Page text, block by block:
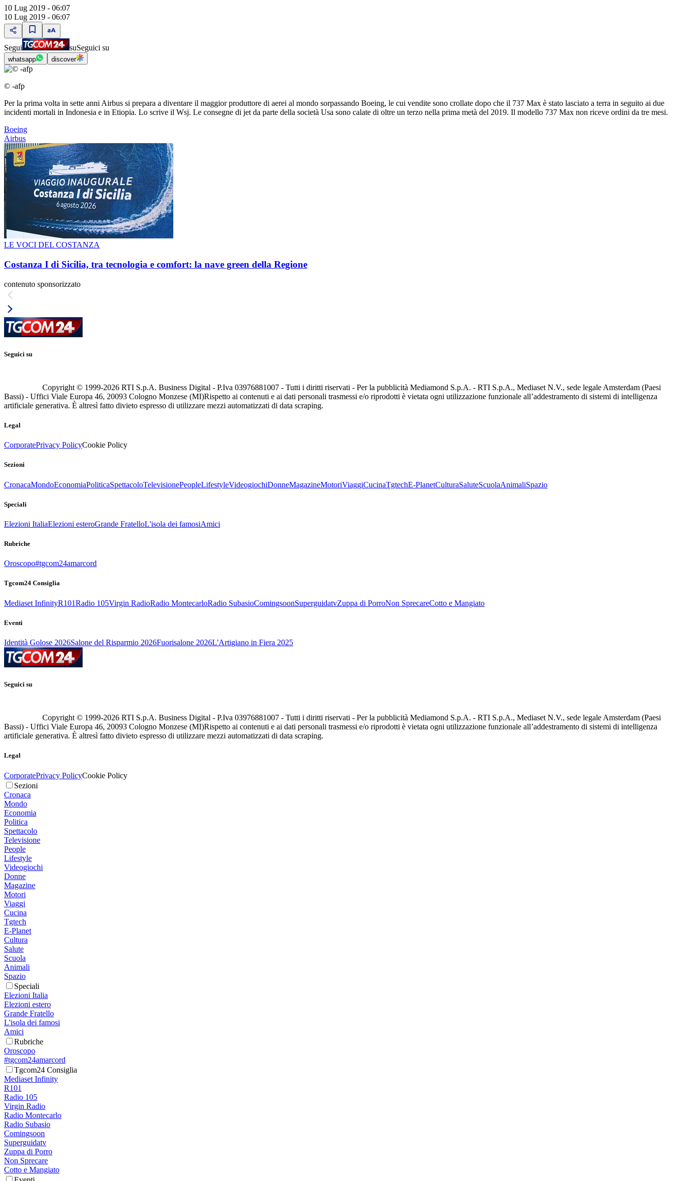
10 Lug 2019 - 06:07
10 Lug 2019 - 06:07
Segui suSeguici su
whatsapp discover
© -afp
Per la prima volta in sette anni Airbus si prepara a diventare il maggior produttore di aerei al mondo sorpassando Boeing, le cui vendite sono crollate dopo che il 737 Max è stato lasciato a terra in seguito ai due
incidenti mortali in Indonesia e in Etiopia. Lo scrive il Wsj. Le consegne di jet da parte della società Usa sono calate di oltre un terzo nella prima metà del 2019. Il modello 737 Max non riceve ordini da tre mesi.
Boeing
Airbus
LE VOCI DEL COSTANZA
Costanza I di Sicilia, tra tecnologia e comfort: la nave green della Regione
contenuto sponsorizzato
Seguici su
Copyright © 1999-2026 RTI S.p.A. Business Digital - P.Iva 03976881007 - Tutti i diritti riservati - Per la pubblicità Mediamond S.p.A. - RTI S.p.A., Mediaset N.V., sede legale Amsterdam (Paesi
Bassi) - Uffici Viale Europa 46, 20093 Cologno Monzese (MI)Rispetto ai contenuti e ai dati personali trasmessi e/o riprodotti è vietata ogni utilizzazione funzionale all’addestramento di sistemi di intelligenza
artificiale generativa. È altresì fatto divieto espresso di utilizzare mezzi automatizzati di data scraping.
Legal
CorporatePrivacy PolicyCookie Policy
Sezioni
CronacaMondoEconomiaPoliticaSpettacoloTelevisionePeopleLifestyleVideogiochiDonneMagazineMotoriViaggiCucinaTgtechE-PlanetCulturaSaluteScuolaAnimaliSpazio
Speciali
Elezioni ItaliaElezioni esteroGrande FratelloL'isola dei famosiAmici
Rubriche
Oroscopo#tgcom24amarcord
Tgcom24 Consiglia
Mediaset InfinityR101Radio 105Virgin RadioRadio MontecarloRadio SubasioComingsoonSuperguidatvZuppa di PorroNon SprecareCotto e Mangiato
Eventi
Identità Golose 2026Salone del Risparmio 2026Fuorisalone 2026L'Artigiano in Fiera 2025
Seguici su
Copyright © 1999-2026 RTI S.p.A. Business Digital - P.Iva 03976881007 - Tutti i diritti riservati - Per la pubblicità Mediamond S.p.A. - RTI S.p.A., Mediaset N.V., sede legale Amsterdam (Paesi
Bassi) - Uffici Viale Europa 46, 20093 Cologno Monzese (MI)Rispetto ai contenuti e ai dati personali trasmessi e/o riprodotti è vietata ogni utilizzazione funzionale all’addestramento di sistemi di intelligenza
artificiale generativa. È altresì fatto divieto espresso di utilizzare mezzi automatizzati di data scraping.
Legal
CorporatePrivacy PolicyCookie Policy
Sezioni
Cronaca
Mondo
Economia
Politica
Spettacolo
Televisione
People
Lifestyle
Videogiochi
Donne
Magazine
Motori
Viaggi
Cucina
Tgtech
E-Planet
Cultura
Salute
Scuola
Animali
Spazio
Speciali
Elezioni Italia
Elezioni estero
Grande Fratello
L'isola dei famosi
Amici
Rubriche
Oroscopo
#tgcom24amarcord
Tgcom24 Consiglia
Mediaset Infinity
R101
Radio 105
Virgin Radio
Radio Montecarlo
Radio Subasio
Comingsoon
Superguidatv
Zuppa di Porro
Non Sprecare
Cotto e Mangiato